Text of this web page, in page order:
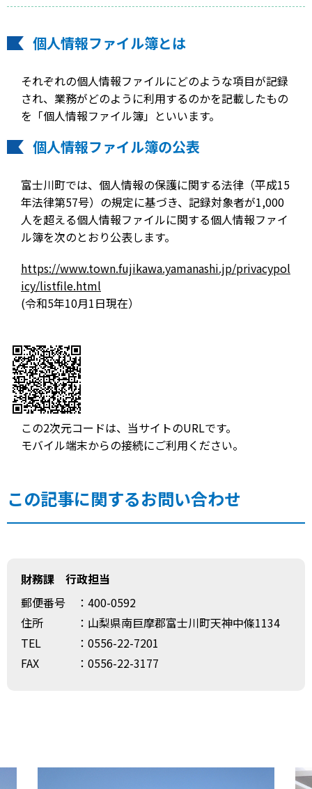
個人情報ファイル簿とは
それぞれの個人情報ファイルにどのような項目が記録
され、業務がどのように利用するのかを記載したもの
を「個人情報ファイル簿」といいます。
個人情報ファイル簿の公表
富士川町では、個人情報の保護に関する法律（平成15
年法律第57号）の規定に基づき、記録対象者が1,000
人を超える個人情報ファイルに関する個人情報ファイ
ル簿を次のとおり公表します。
https://www.town.fujikawa.yamanashi.jp/privacypol
icy/listfile.html
(令和5年10月1日現在）
この2次元コードは、当サイトのURLです。
モバイル端末からの接続にご利用ください。
この記事に関するお問い合わせ
財務課 行政担当
郵便番号
：400-0592
住所
：山梨県南巨摩郡富士川町天神中條1134
TEL
：0556-22-7201
FAX
：0556-22-3177